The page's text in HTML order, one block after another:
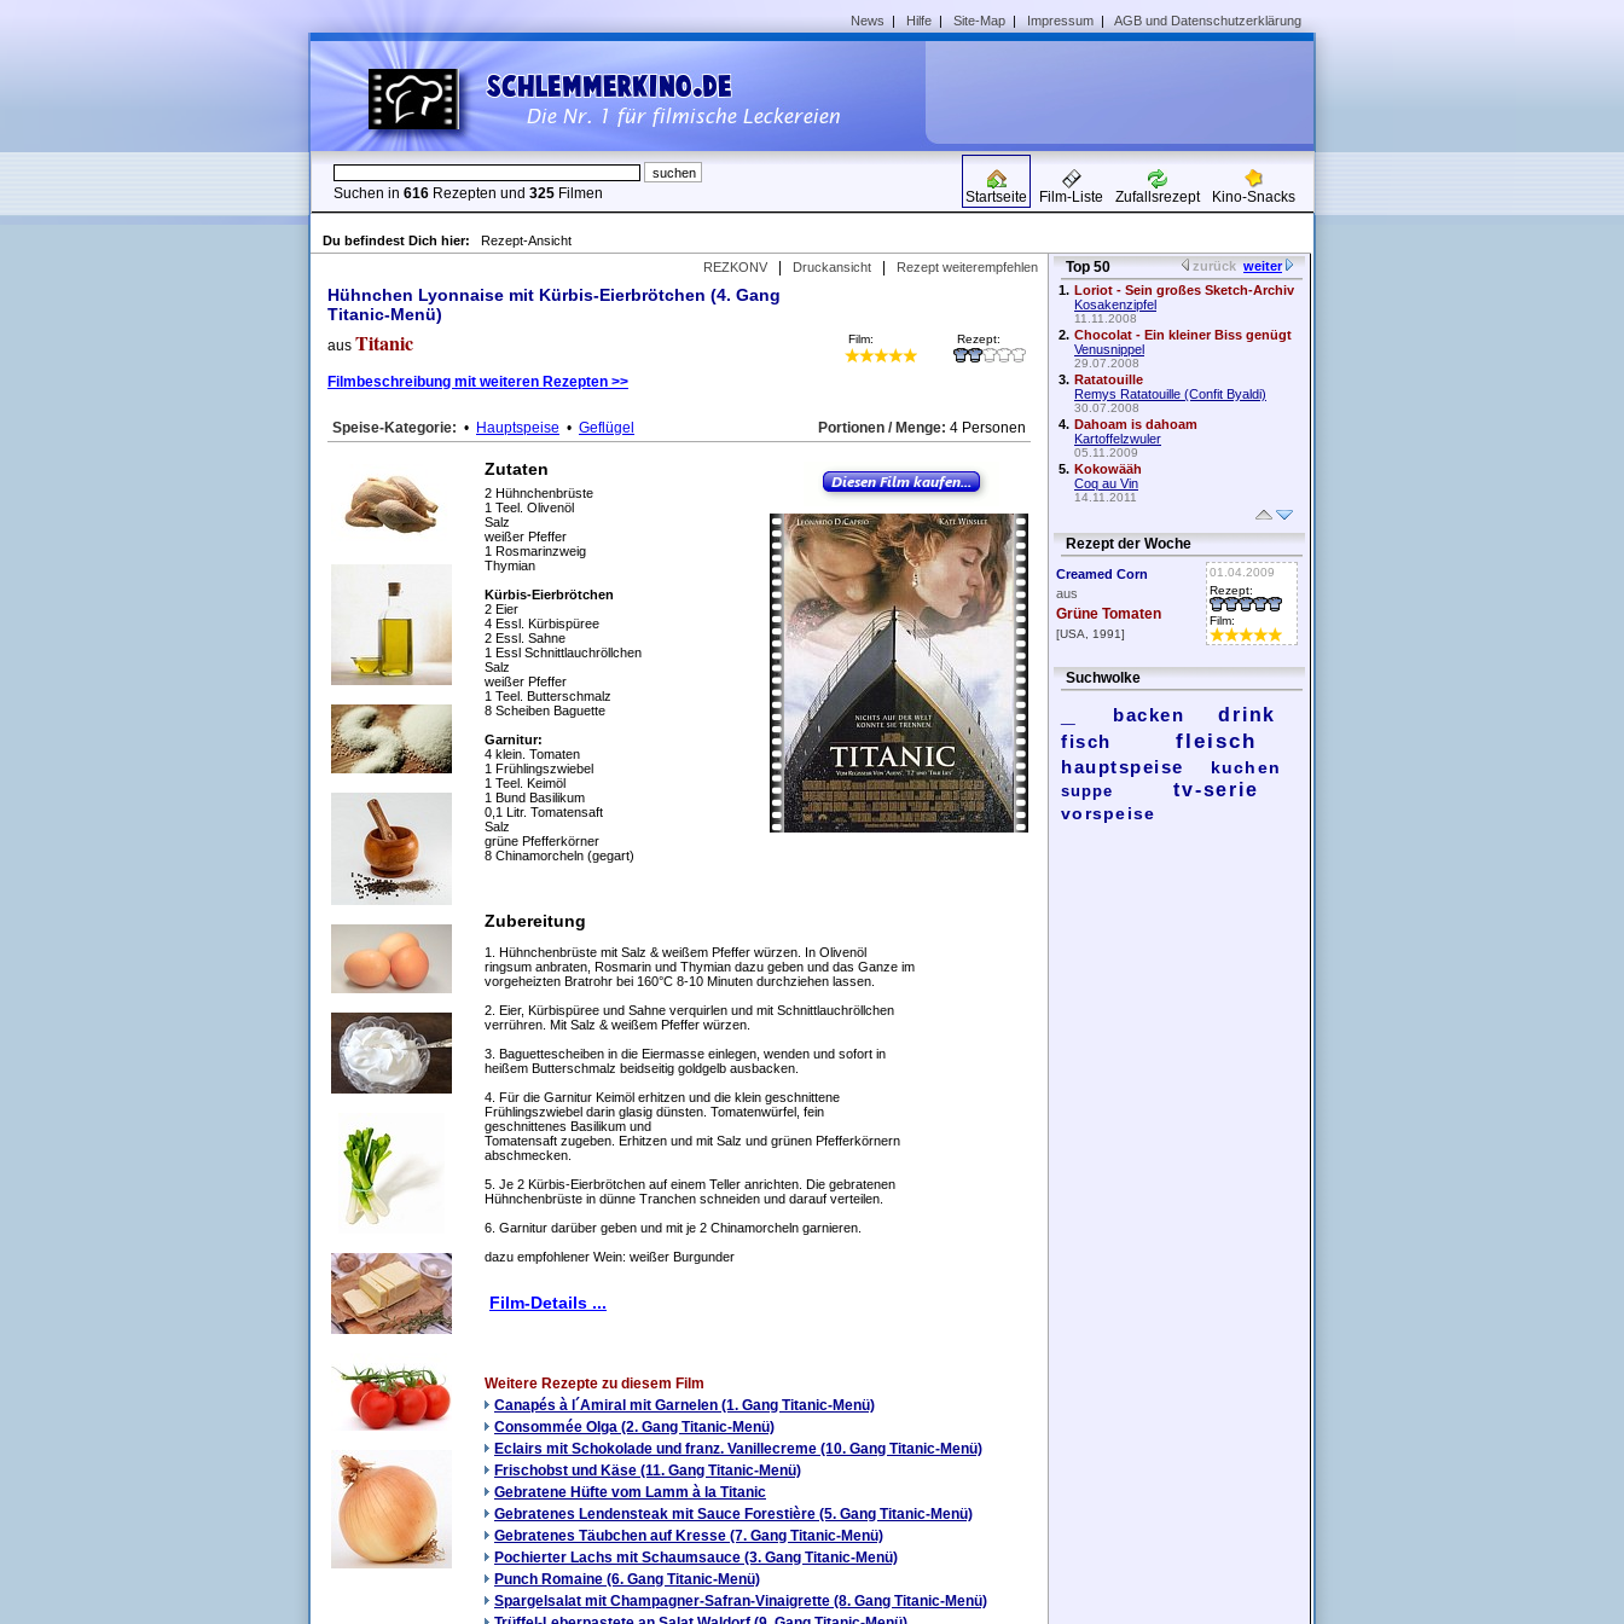
News | Hilfe | Site-Map | Impressum | AGB und Datenschutzerklärung
Suchen in 616 Rezepten und 325 Filmen Startseite Film-Liste Zufallsrezept Kino-Snacks
Du befindest Dich hier:
Rezept-Ansicht
REZKONV
Druckansicht Rezept weiterempfehlen
Hühnchen Lyonnaise mit Kürbis-Eierbrötchen (4. Gang
Titanic-Menü)
aus Titanic
Filmbeschreibung mit weiteren Rezepten >>
Rezept:
Film:
Speise-Kategorie: • Hauptspeise • Geflügel Portionen / Menge: 4 Personen
Zutaten
2 Hühnchenbrüste
1 Teel. Olivenöl
Salz
weißer Pfeffer
1 Rosmarinzweig
Thymian
Kürbis-Eierbrötchen
2 Eier
4 Essl. Kürbispüree
2 Essl. Sahne
1 Essl Schnittlauchröllchen
Salz
weißer Pfeffer
1 Teel. Butterschmalz
8 Scheiben Baguette
Garnitur:
4 klein. Tomaten
1 Frühlingszwiebel
1 Teel. Keimöl
1 Bund Basilikum
0,1 Litr. Tomatensaft
Salz
grüne Pfefferkörner
8 Chinamorcheln (gegart)
Zubereitung
1. Hühnchenbrüste mit Salz & weißem Pfeffer würzen. In Olivenöl
ringsum anbraten, Rosmarin und Thymian dazu geben und das Ganze im
vorgeheizten Bratrohr bei 160°C 8-10 Minuten durchziehen lassen.
2. Eier, Kürbispüree und Sahne verquirlen und mit Schnittlauchröllchen
verrühren. Mit Salz & weißem Pfeffer würzen.
3. Baguettescheiben in die Eiermasse einlegen, wenden und sofort in
heißem Butterschmalz beidseitig goldgelb ausbacken.
4. Für die Garnitur Keimöl erhitzen und die klein geschnittene
Frühlingszwiebel darin glasig dünsten. Tomatenwürfel, fein
geschnittenes Basilikum und
Tomatensaft zugeben. Erhitzen und mit Salz und grünen Pfefferkörnern
abschmecken.
5. Je 2 Kürbis-Eierbrötchen auf einem Teller anrichten. Die gebratenen
Hühnchenbrüste in dünne Tranchen schneiden und darauf verteilen.
6. Garnitur darüber geben und mit je 2 Chinamorcheln garnieren.
dazu empfohlener Wein: weißer Burgunder
Film-Details ...
Weitere Rezepte zu diesem Film
Canapés à l´Amiral mit Garnelen (1. Gang Titanic-Menü)
Consommée Olga (2. Gang Titanic-Menü)
Eclairs mit Schokolade und franz. Vanillecreme (10. Gang Titanic-Menü)
Frischobst und Käse (11. Gang Titanic-Menü)
Gebratene Hüfte vom Lamm à la Titanic
Gebratenes Lendensteak mit Sauce Forestière (5. Gang Titanic-Menü)
Gebratenes Täubchen auf Kresse (7. Gang Titanic-Menü)
Pochierter Lachs mit Schaumsauce (3. Gang Titanic-Menü)
Punch Romaine (6. Gang Titanic-Menü)
Spargelsalat mit Champagner-Safran-Vinaigrette (8. Gang Titanic-Menü)
zurück weiter
Top 50
1. Loriot - Sein großes Sketch-Archiv
Kosakenzipfel
11.11.2008
2. Chocolat - Ein kleiner Biss genügt
Venusnippel
29.07.2008
3. Ratatouille
Remys Ratatouille (Confit Byaldi)
30.07.2008
4. Dahoam is dahoam
Kartoffelzwuler
05.11.2009
5. Kokowääh
Coq au Vin
14.11.2011
Rezept der Woche
01.04.2009
Rezept:
Film:
Creamed Corn
aus
Grüne Tomaten
[USA, 1991]
Suchwolke
backen
drink
fisch
fleisch
hauptspeise kuchen
suppe tv-serie
vorspeise